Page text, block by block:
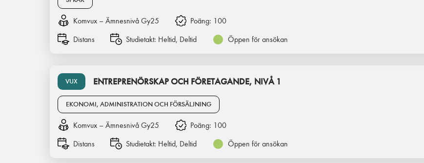
Komvux – Ämnesnivå Gy25 Poäng: 100
Distans
Studietakt: Heltid, Deltid Öppen för ansökan
VUX ENTREPRENÖRSKAP OCH FÖRETAGANDE, NIVÅ 1
EKONOMI, ADMINISTRATION OCH FÖRSÄLJNING
Komvux – Ämnesnivå Gy25 Poäng: 100
Distans
Studietakt: Heltid, Deltid Öppen för ansökan